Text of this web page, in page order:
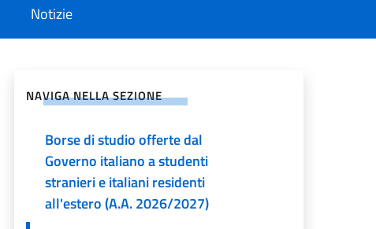
Notizie
NAVIGA NELLA SEZIONE
Borse di studio offerte dal
Governo italiano a studenti
stranieri e italiani residenti
all'estero (A.A. 2026/2027)